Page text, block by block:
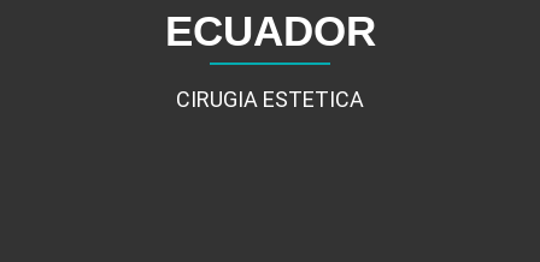
ECUADOR
CIRUGIA ESTETICA